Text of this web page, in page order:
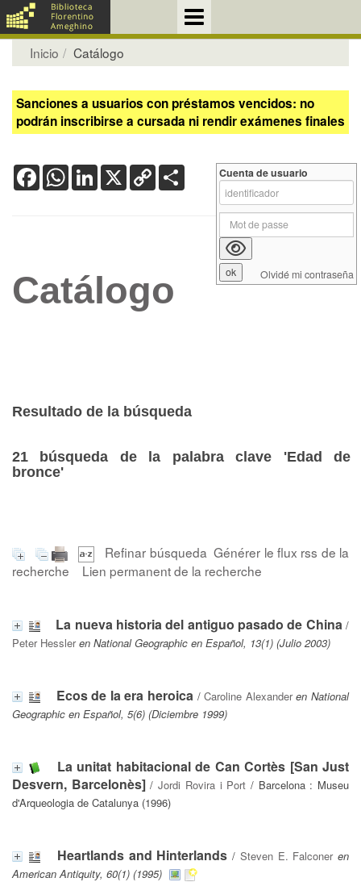
Inicio Catálogo
Sanciones a usuarios con préstamos vencidos: no
podrán inscribirse a cursada ni rendir exámenes finales
FacebookWhatsApp
LinkedIn
X Copy
Link
Catálogo
Resultado de la búsqueda
21 búsqueda de la palabra clave 'Edad de
bronce'
Refinar búsqueda Générer le flux rss de la
recherche
Lien permanent de la recherche
La nueva historia del antiguo pasado de China/
Peter Hessler en National Geographic en Español, 13(1) (Julio 2003)
Ecos de la era heroica /Caroline Alexander en National
Geographic en Español, 5(6) (Diciembre 1999)
La unitat habitacional de Can Cortès [San Just
Desvern, Barcelonès]/Jordi Rovira i Port / Barcelona : Museu
d'Arqueologia de Catalunya (1996)
Heartlands and Hinterlands / Steven E. Falconer en
American Antiquity, 60(1) (1995)
Cuenta de usuario
Olvidé mi contraseña